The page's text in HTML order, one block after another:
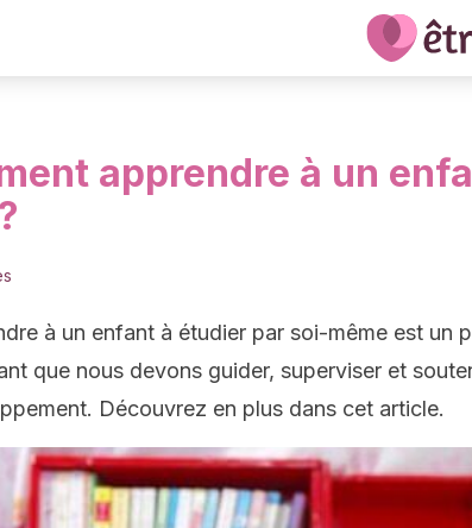
apprendre à un
à un enfant à étudier par soi-même est un
que nous devons guider, superviser et
Découvrez en plus dans cet article.